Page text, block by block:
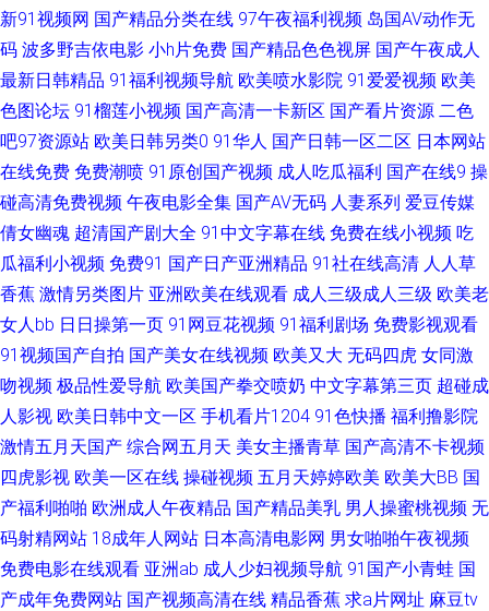
九热婷婷 色妞妞水婷婷操导航 91国产精品第一页 俺去也色 久久五月电影 深
夜91福利社 97成人电影 91官方传谋免费线观看 在线播放成人a 成人综合婷
婷国产精品 色色欧美日韩综合 91黑丝美女在线诱惑观看 肏笔123 老司机福
利精品 四虎最新跳转麻豆 92国产福利视频 欧美h网 性爱剧场 91社久久 九色
入口 日韩56页 在线不卡的AV网址 99久久国产 久精品久精品 色墦基地 91肏
在线免费观看 九一色人 伪娘ts网址 97视频在线激情观看 狼友福利导航 内射
人妻14p 草草地址一二三 老师机午夜福利Av 熟妇人妻一区二区 成人是频线
观 日本久久视 91国产丝袜射精 福利入口Av 男人天堂导航 91TS在线 91制片
厂东京热 国产在线第一页 午夜福利91 超碰成人在线真实国产 日韩性网 91视
频97 韩国不卡群 亚州tv 91性愛 国产精品久久婷婷 色欲香淫综合 91副利社
新91视频网 国产精品分类在线 97午夜福利视频 岛国AV动作无
码 波多野吉依电影 小h片免费 国产精品色色视屏 国产午夜成人
最新日韩精品 91福利视频导航 欧美喷水影院 91爱爱视频 欧美
色图论坛 91榴莲小视频 国产高清一卡新区 国产看片资源 二色
吧97资源站 欧美日韩另类0 91华人 国产日韩一区二区 日本网站
在线免费 免费潮喷 91原创国产视频 成人吃瓜福利 国产在线9 操
碰高清免费视频 午夜电影全集 国产AV无码 人妻系列 爱豆传媒
倩女幽魂 超清国产剧大全 91中文字幕在线 免费在线小视频 吃
瓜福利小视频 免费91 国产日产亚洲精品 91社在线高清 人人草
香蕉 激情另类图片 亚洲欧美在线观看 成人三级成人三级 欧美老
女人bb 日日操第一页 91网豆花视频 91福利剧场 免费影视观看
91视频国产自拍 国产美女在线视频 欧美又大 无码四虎 女同激
吻视频 极品性爱导航 欧美国产拳交喷奶 中文字幕第三页 超碰成
人影视 欧美日韩中文一区 手机看片1204 91色快播 福利撸影院
激情五月天国产 综合网五月天 美女主播青草 国产高清不卡视频
四虎影视 欧美一区在线 操碰视频 五月天婷婷欧美 欧美大BB 国
产福利啪啪 欧洲成人午夜精品 国产精品美乳 男人操蜜桃视频 无
码射精网站 18成年人网站 日本高清电影网 男女啪啪午夜视频
免费电影在线观看 亚洲ab 成人少妇视频导航 91国产小青蛙 国
产成年免费网站 国产视频高清在线 精品香蕉 求a片网址 麻豆tv